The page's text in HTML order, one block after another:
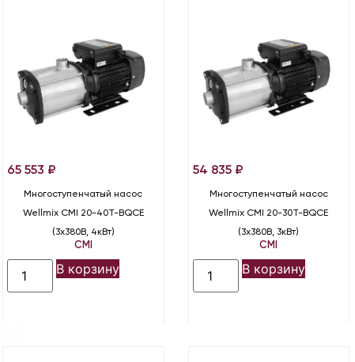
65 553 ₽
Многоступенчатый насос
Wellmix CMI 20-40T-BQCE
(3х380В, 4кВт)
CMI
В корзину
54 835 ₽
Многоступенчатый насос
Wellmix CMI 20-30T-BQCE
(3х380В, 3кВт)
CMI
В корзину